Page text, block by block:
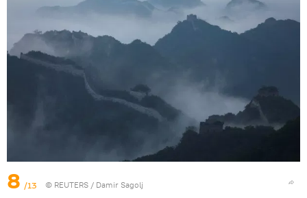
8 /13 © REUTERS / Damir Sagolj